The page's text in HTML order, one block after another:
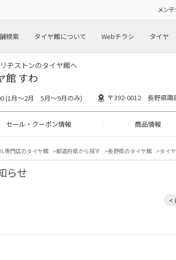
メン
検索 タイヤ館について Webチラシ タイヤ
ヂストンのタイヤ館へ
館 すわ
(1月〜2月 5月〜9月のみ) 〒392-0012 長野県諏
セール・クーポン情報 商品情報
専門店のタイヤ館 都道府県から探す 長野県のタイヤ館 タイ
らせ
<